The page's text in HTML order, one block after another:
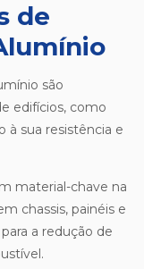
de
são
edifícios, como
à sua resistência e
material-chave na
chassis, painéis e
a redução de